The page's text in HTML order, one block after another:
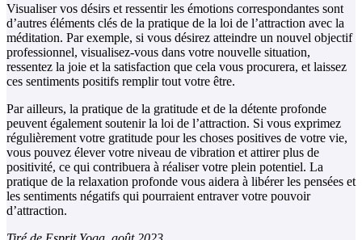
Visualiser vos désirs et ressentir les émotions correspondantes sont
d’autres éléments clés de la pratique de la loi de l’attraction avec la
méditation. Par exemple, si vous désirez atteindre un nouvel objectif
professionnel, visualisez-vous dans votre nouvelle situation,
ressentez la joie et la satisfaction que cela vous procurera, et laissez
ces sentiments positifs remplir tout votre être.
Par ailleurs, la pratique de la gratitude et de la détente profonde
peuvent également soutenir la loi de l’attraction. Si vous exprimez
régulièrement votre gratitude pour les choses positives de votre vie,
vous pouvez élever votre niveau de vibration et attirer plus de
positivité, ce qui contribuera à réaliser votre plein potentiel. La
pratique de la relaxation profonde vous aidera à libérer les pensées et
les sentiments négatifs qui pourraient entraver votre pouvoir
d’attraction.